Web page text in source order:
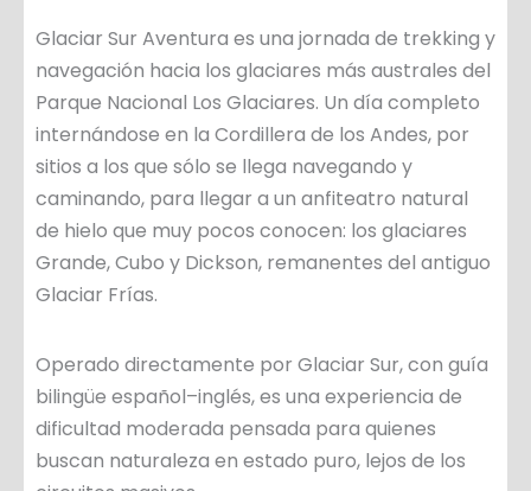
Glaciar Sur Aventura es una jornada de trekking y
navegación hacia los glaciares más australes del
Parque Nacional Los Glaciares. Un día completo
internándose en la Cordillera de los Andes, por
sitios a los que sólo se llega navegando y
caminando, para llegar a un anfiteatro natural
de hielo que muy pocos conocen: los glaciares
Grande, Cubo y Dickson, remanentes del antiguo
Glaciar Frías.
Operado directamente por Glaciar Sur, con guía
bilingüe español–inglés, es una experiencia de
dificultad moderada pensada para quienes
buscan naturaleza en estado puro, lejos de los